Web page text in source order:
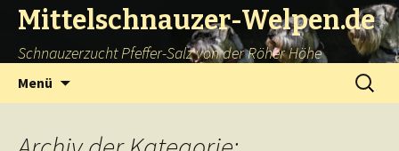
Mittelschnauzer-Welpen.de
Schnauzerzucht Pfeffer-Salz von der Röher Höhe
Menü
Suchen
nach: